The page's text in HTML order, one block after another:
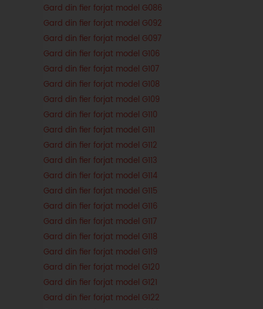
Gard din fier forjat model G086
Gard din fier forjat model G092
Gard din fier forjat model G097
Gard din fier forjat model G106
Gard din fier forjat model G107
Gard din fier forjat model G108
Gard din fier forjat model G109
Gard din fier forjat model G110
Gard din fier forjat model G111
Gard din fier forjat model G112
Gard din fier forjat model G113
Gard din fier forjat model G114
Gard din fier forjat model G115
Gard din fier forjat model G116
Gard din fier forjat model G117
Gard din fier forjat model G118
Gard din fier forjat model G119
Gard din fier forjat model G120
Gard din fier forjat model G121
Gard din fier forjat model G122